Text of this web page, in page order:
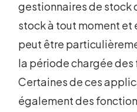
gestionnaires de stock
stock à tout moment et
peut être
la période chargée
Certaines de ces
également des